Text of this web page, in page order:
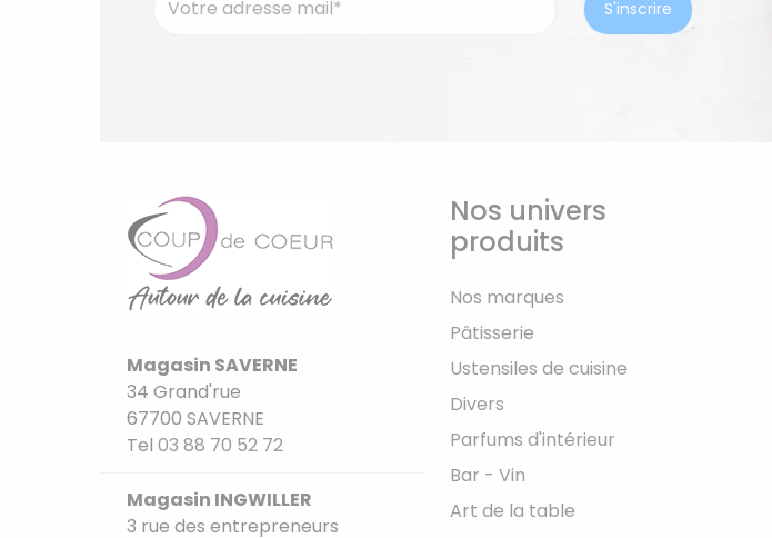
Magasin SAVERNE
34 Grand'rue
67700 SAVERNE
Tel 03 88 70 52 72
Magasin INGWILLER
3 rue des entrepreneurs
Nos univers
produits
Nos marques
Pâtisserie
Ustensiles de cuisine
Divers
Parfums d'intérieur
Bar - Vin
Art de la table